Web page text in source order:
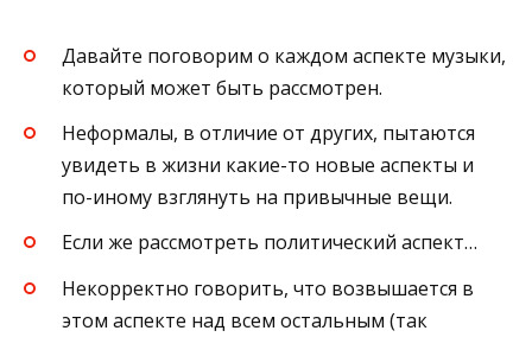
Давайте поговорим о каждом аспекте музыки,
который может быть рассмотрен.
Неформалы, в отличие от других, пытаются
увидеть в жизни какие-то новые аспекты и
по-иному взглянуть на привычные вещи.
Если же рассмотреть политический аспект…
Некорректно говорить, что возвышается в
этом аспекте над всем остальным (так